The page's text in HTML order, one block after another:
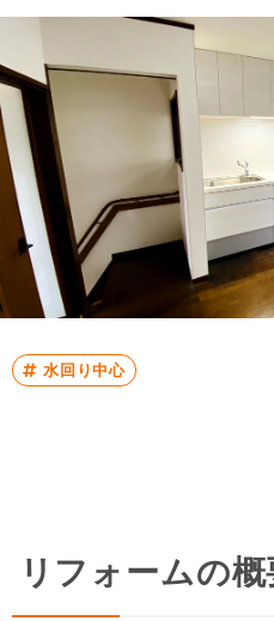
水回り中心
リフォームの概